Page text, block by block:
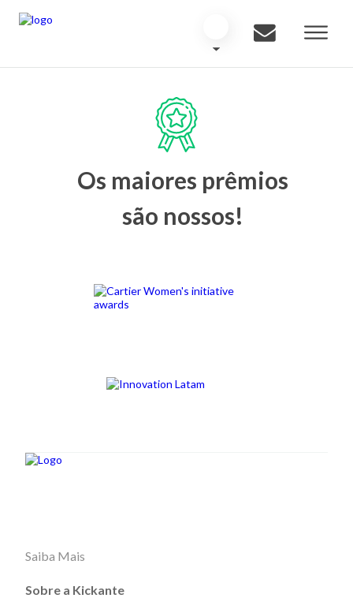
Os maiores prêmios
são nossos!
Saiba Mais
Sobre a Kickante